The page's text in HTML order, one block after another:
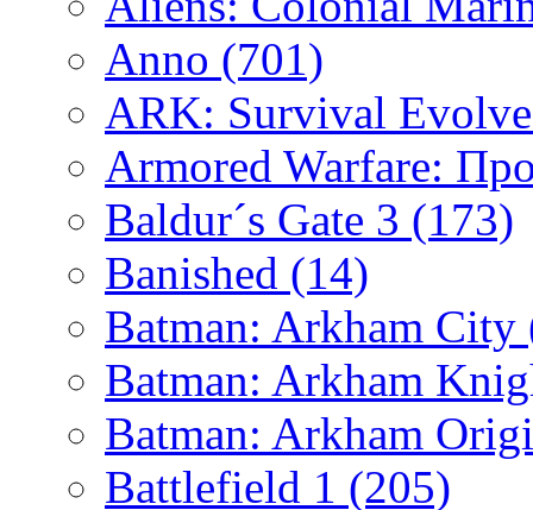
Anno (701)
ARK: Survival
Armored Warfare:
Baldur´s Gate 3 (173)
Banished (14)
Batman: Arkham City
Batman: Arkham
Batman: Arkham
Battlefield 1 (205)